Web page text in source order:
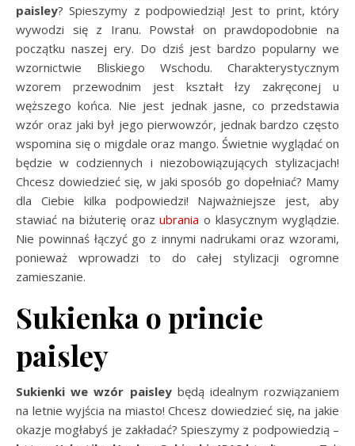
paisley? Spieszymy z podpowiedzią! Jest to print, który
wywodzi się z Iranu. Powstał on prawdopodobnie na
początku naszej ery. Do dziś jest bardzo popularny we
wzornictwie Bliskiego Wschodu. Charakterystycznym
wzorem przewodnim jest kształt łzy zakręconej u
węższego końca. Nie jest jednak jasne, co przedstawia
wzór oraz jaki był jego pierwowzór, jednak bardzo często
wspomina się o migdale oraz mango. Świetnie wyglądać on
będzie w codziennych i niezobowiązujących stylizacjach!
Chcesz dowiedzieć się, w jaki sposób go dopełniać? Mamy
dla Ciebie kilka podpowiedzi! Najważniejsze jest, aby
stawiać na biżuterię orazubrania o klasycznym wyglądzie.
Nie powinnaś łączyć go z innymi nadrukami oraz wzorami,
ponieważ wprowadzi to do całej stylizacji ogromne
zamieszanie.
Sukienka o princie
paisley
Sukienki we wzór paisleybędą idealnym rozwiązaniem
na letnie wyjścia na miasto! Chcesz dowiedzieć się, na jakie
okazje mogłabyś je zakładać? Spieszymy z podpowiedzią –